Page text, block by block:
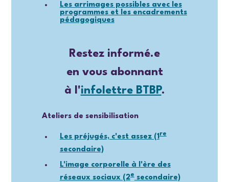
Les arrimages possibles avec les
programmes et les encadrements
pédagogiques
Restez informé.e
en vous abonnant
à l'infolettre BTBP.
Ateliers de sensibilisation
Les préjugés, c'est assez (1 re
secondaire)
L'image corporelle à l'ère des
réseaux sociaux (2esecondaire)